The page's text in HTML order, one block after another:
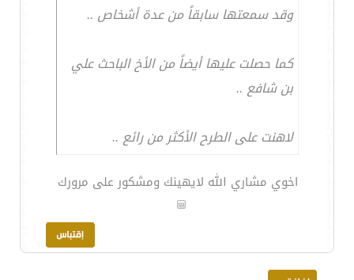
وقد سمعتها سابقاً من عدة أشخاص ..
كما حصلت عليها أيضاً من الأخ الباحث علي
بن شافع ..
لاهنت على الطرح الأكثر من رائع ..
اخوي مشاري الله لايهينك ومشكور على مرورك